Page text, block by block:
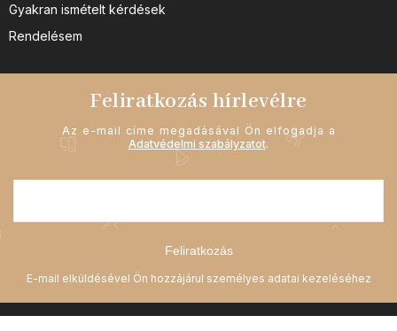
Gyakran ismételt kérdések
Rendelésem
Feliratkozás hírlevélre
Az e-mail címe megadásával Ön elfogadja a
Adatvédelmi szabályzatot.
Feliratkozás